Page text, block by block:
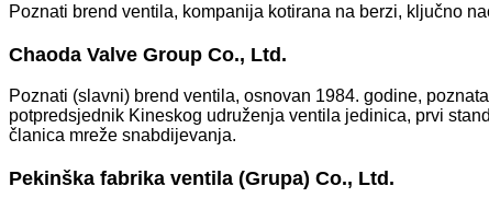
Poznati brend ventila, kompanija kotirana na berzi, ključno
Chaoda Valve Group Co., Ltd.
Poznati (slavni) brend ventila, osnovan 1984. godine,
potpredsjednik Kineskog udruženja ventila jedinica, prvi
članica mreže snabdijevanja.
Pekinška fabrika ventila (Grupa) Co., Ltd.